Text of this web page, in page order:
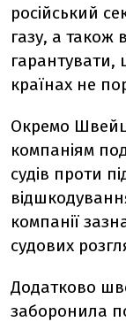
російський
газу, а також
гарантувати,
країнах не
Окремо
компаніям
судів проти
компанії
судових
Додатково
заборонила